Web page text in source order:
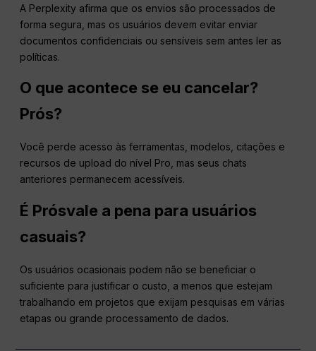
A Perplexity afirma que os envios são processados de
forma segura, mas os usuários devem evitar enviar
documentos confidenciais ou sensíveis sem antes ler as
políticas.
O que acontece se eu cancelar?
Prós?
Você perde acesso às ferramentas, modelos, citações e
recursos de upload do nível Pro, mas seus chats
anteriores permanecem acessíveis.
É Prósvale a pena para usuários
casuais?
Os usuários ocasionais podem não se beneficiar o
suficiente para justificar o custo, a menos que estejam
trabalhando em projetos que exijam pesquisas em várias
etapas ou grande processamento de dados.